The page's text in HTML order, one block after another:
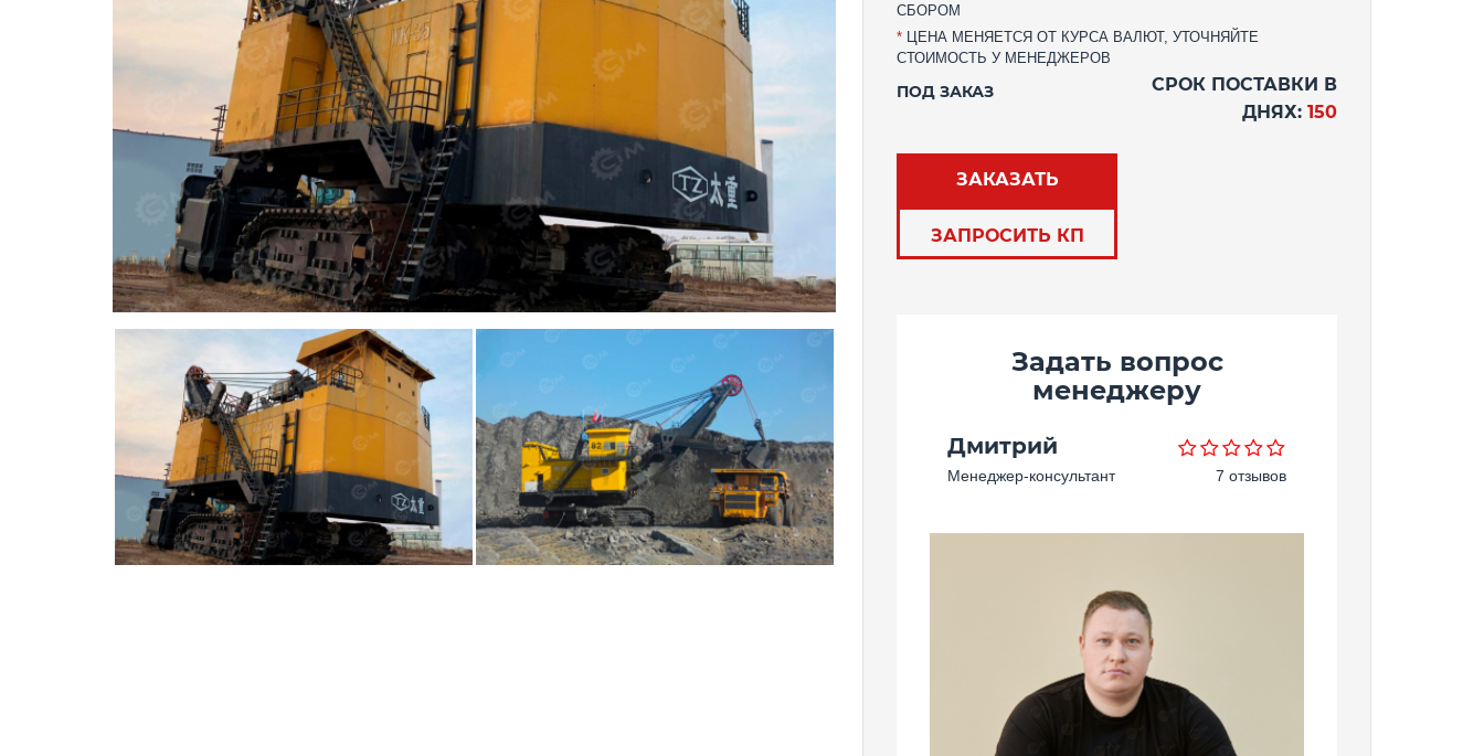
СБОРОМ
* ЦЕНА МЕНЯЕТСЯ ОТ КУРСА ВАЛЮТ, УТОЧНЯЙТЕ
СТОИМОСТЬ У МЕНЕДЖЕРОВ
ПОД ЗАКАЗ
СРОК ПОСТАВКИ В
ДНЯХ: 150
ЗАКАЗАТЬ
ЗАПРОСИТЬ КП
Задать вопрос
менеджеру
Дмитрий
Менеджер-консультант 7 отзывов